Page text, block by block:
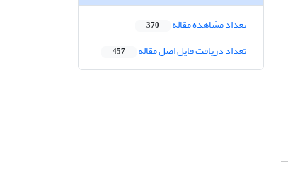
تعداد مشاهده مقاله 370
تعداد دریافت فایل اصل مقاله 457